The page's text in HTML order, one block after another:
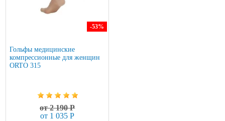
-53%
Гольфы медицинские
компрессионные для женщин
ORTO 315
от 2 190 Р
от 1 035 Р